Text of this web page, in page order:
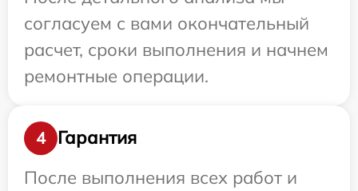
согласуем с вами окончательный
расчет, сроки выполнения и начнем
ремонтные операции.
4
Гарантия
После выполнения всех работ и